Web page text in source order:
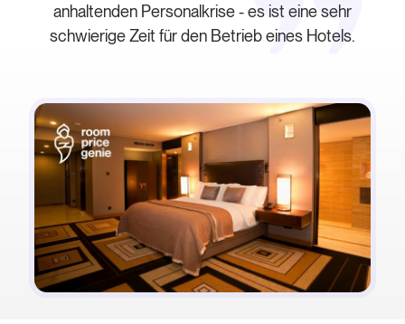
anhaltenden Personalkrise - es ist eine sehr
schwierige Zeit für den Betrieb eines Hotels.